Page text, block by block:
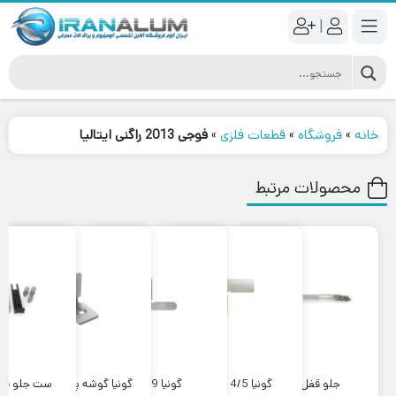
|
خانه »فروشگاه »قطعات فلزی »فوجی 2013 راگنی ایتالیا
محصولات مرتبط
جلو قفل رگلاژی گونیا mo19
گونیا گوشه پروفیل های
ست جلو